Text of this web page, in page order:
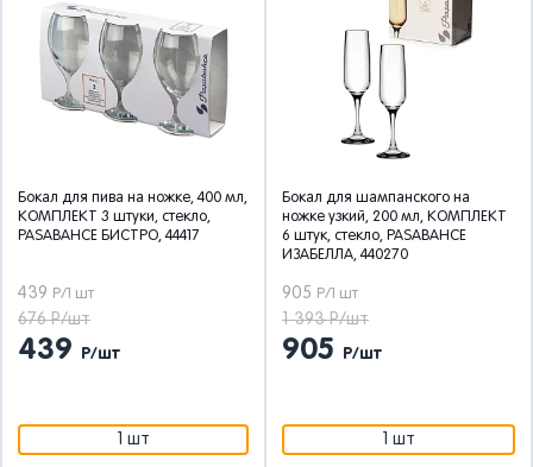
Бокал для пива на ножке, 400 мл,
КОМПЛЕКТ 3 штуки, стекло,
PASABAHCE БИСТРО, 44417
439 Р/1 шт
676 Р/шт
439 Р/шт
1 шт
Бокал для шампанского на
ножке узкий, 200 мл, КОМПЛЕКТ
6 штук, стекло, PASABAHCE
ИЗАБЕЛЛА, 440270
905 Р/1 шт
1 393 Р/шт
905 Р/шт
1 шт